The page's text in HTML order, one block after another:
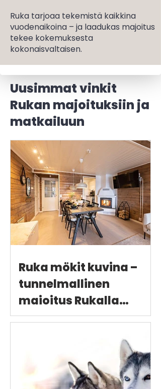
Ruka tarjoaa tekemistä kaikkina
vuodenaikoina – ja laadukas majoitus
tekee kokemuksesta
kokonaisvaltaisen.
Uusimmat vinkit
Rukan majoituksiin ja
matkailuun
Ruka mökit kuvina –
tunnelmallinen
majoitus Rukalla
ympäri vuoden